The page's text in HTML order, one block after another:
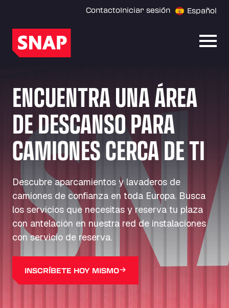
ContactoIniciar sesión Español
ENCUENTRA UNA ÁREA
DE DESCANSO PARA
CAMIONES CERCA DE TI
Descubre aparcamientos y lavaderos de
camiones de confianza en toda Europa. Busca
los servicios que necesitas y reserva tu plaza
con antelación en nuestra red de instalaciones
con servicio de reserva.
INSCRÍBETE HOY MISMO